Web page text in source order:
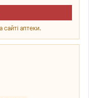
сайті аптеки.